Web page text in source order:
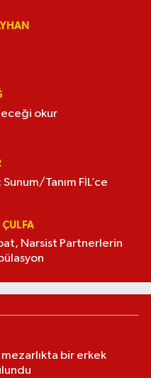
okur
Tanım FİL’ce
ÇULFA
Narsist Partnerlerin
bir erkek